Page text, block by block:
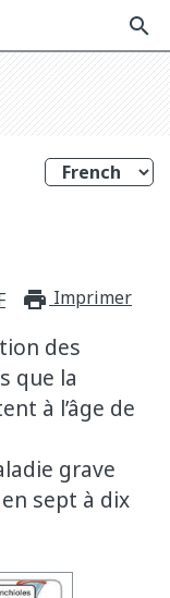
search
Imprimer
des
que la
à l’âge de
grave
sept à dix